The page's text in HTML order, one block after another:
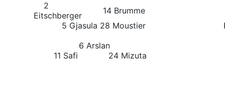
2
Eitschberger
14 Brumme
5 Gjasula 28 Moustier
6 Arslan
11 Safi
24 Mizuta